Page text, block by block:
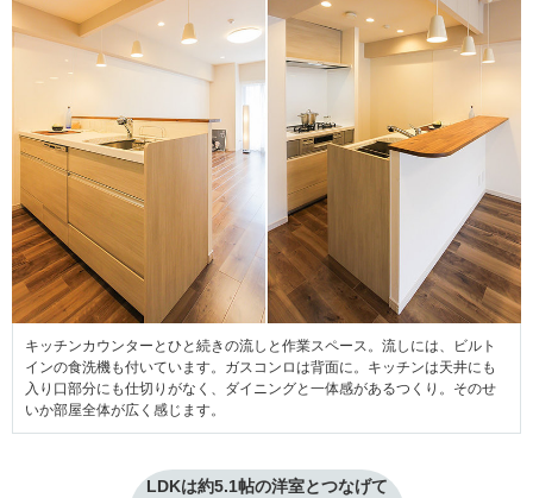
キッチンカウンターとひと続きの流しと作業スペース。流しには、ビルト
インの食洗機も付いています。ガスコンロは背面に。キッチンは天井にも
入り口部分にも仕切りがなく、ダイニングと一体感があるつくり。そのせ
いか部屋全体が広く感じます。
LDKは約5.1帖の洋室とつなげて